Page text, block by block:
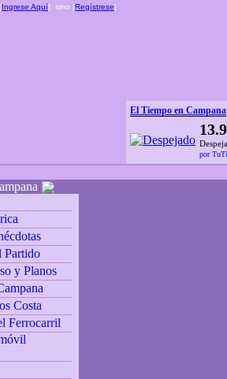
Ingrese Aquí], sino [Regístrese]
El Tiempo en Campana
por
Partido
y Planos
Costa
Ferrocarril